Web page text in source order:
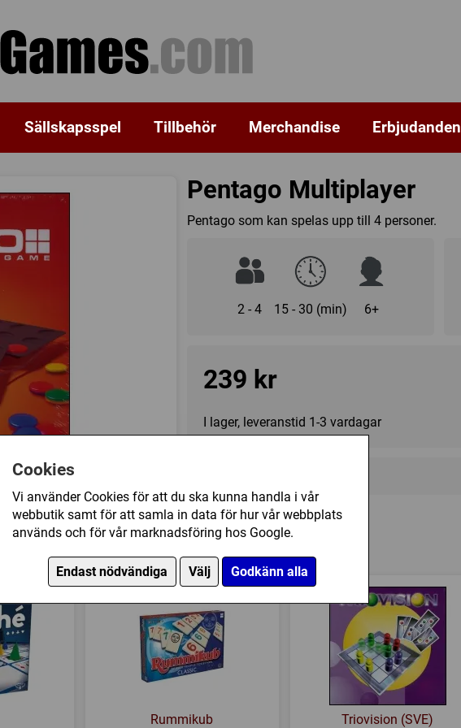
Cookies
Vi använder Cookies för att du ska kunna handla i vår
webbutik samt för att samla in data för hur vår webbplats
används och för vår marknadsföring hos Google.
Endast nödvändiga Välj Godkänn alla
Sällskapsspel Tillbehör Merchandise Erbjudanden
Pentago Multiplayer
Pentago som kan spelas upp till 4 personer.
2 - 4 15 - 30 (min) 6+
239 kr
I lager, leveranstid 1-3 vardagar
Speltyp: Strategispel
Kategori: Abstrakt strategi
Försälj. rank:4442/18137
Rummikub Triovision (SVE)